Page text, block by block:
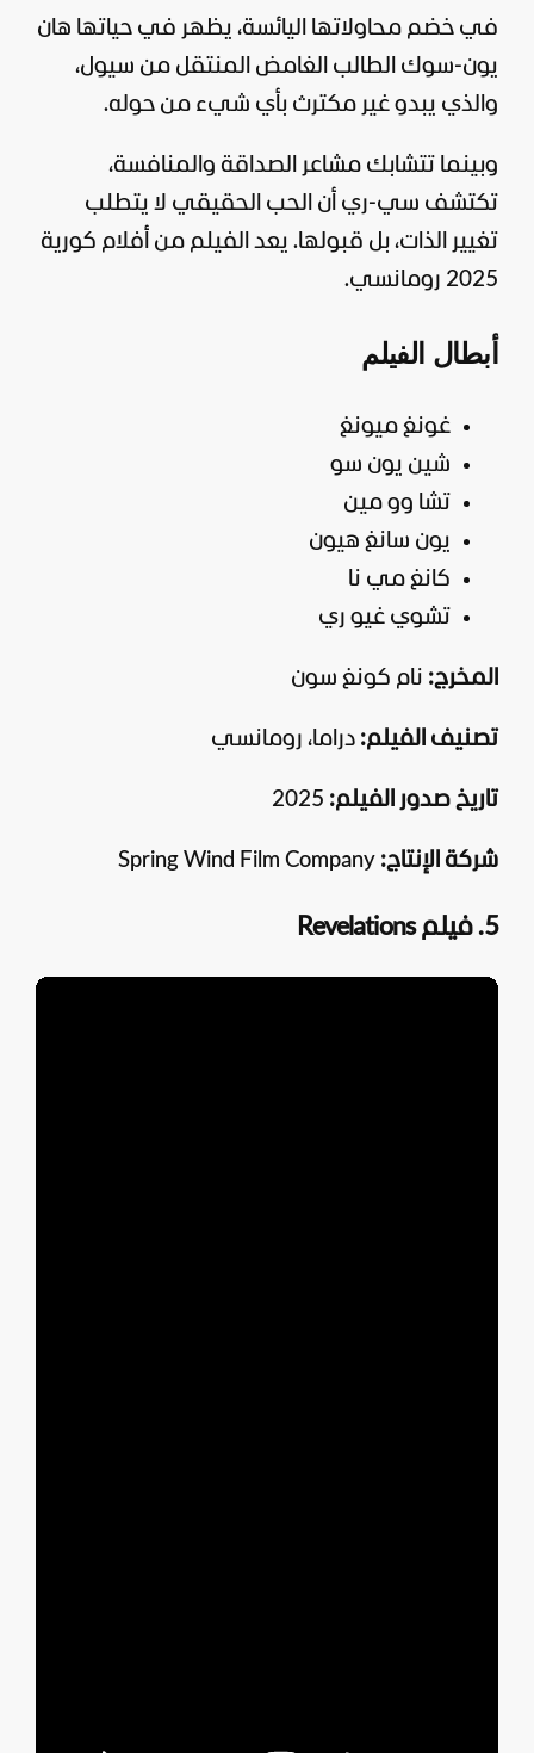
في خضم محاولاتها اليائسة، يظهر في حياتها هان
يون-سوك الطالب الغامض المنتقل من سيول،
والذي يبدو غير مكترث بأي شيء من حوله.
وبينما تتشابك مشاعر الصداقة والمنافسة،
تكتشف سي-ري أن الحب الحقيقي لا يتطلب
تغيير الذات، بل قبولها. يعد الفيلم من أفلام كورية
2025 رومانسي.
أبطال الفيلم
غونغ ميونغ
شين يون سو
تشا وو مين
يون سانغ هيون
كانغ مي نا
تشوي غيو ري
المخرج: نام كونغ سون
تصنيف الفيلم: دراما، رومانسي
تاريخ صدور الفيلم: 2025
شركة الإنتاج: Spring Wind Film Company
5. فيلم Revelations